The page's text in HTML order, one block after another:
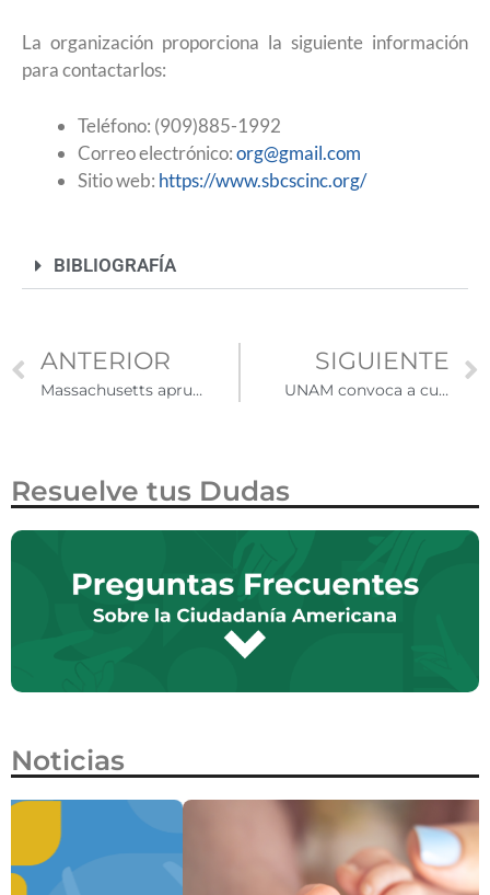
La organización proporciona la siguiente información
para contactarlos:
Teléfono: (909)885-1992
Correo electrónico:org@gmail.com
Sitio web: https://www.sbcscinc.org/
BIBLIOGRAFÍA
ANTERIOR
Massachusetts aprueba presupuesto que brinda matrícula estatal a estudiantes no ciudadanos
SIGUIENTE
UNAM convoca a curso intensivo sobre el sistema migratorio de EE.UU.
Resuelve tus Dudas
Noticias